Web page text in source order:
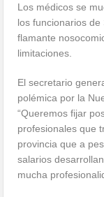
Los médicos se
los funcionarios
flamante
limitaciones.
El secretario
polémica por la
“Queremos fijar
profesionales que
provincia que a
salarios
mucha